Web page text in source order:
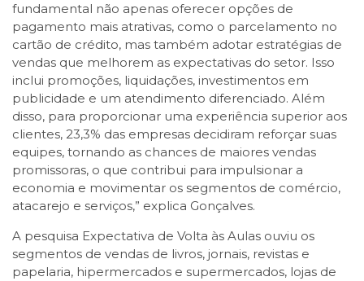
fundamental não apenas oferecer opções de
pagamento mais atrativas, como o parcelamento no
cartão de crédito, mas também adotar estratégias de
vendas que melhorem as expectativas do setor. Isso
inclui promoções, liquidações, investimentos em
publicidade e um atendimento diferenciado. Além
disso, para proporcionar uma experiência superior aos
clientes, 23,3% das empresas decidiram reforçar suas
equipes, tornando as chances de maiores vendas
promissoras, o que contribui para impulsionar a
economia e movimentar os segmentos de comércio,
atacarejo e serviços,” explica Gonçalves.
A pesquisa Expectativa de Volta às Aulas ouviu os
segmentos de vendas de livros, jornais, revistas e
papelaria, hipermercados e supermercados, lojas de